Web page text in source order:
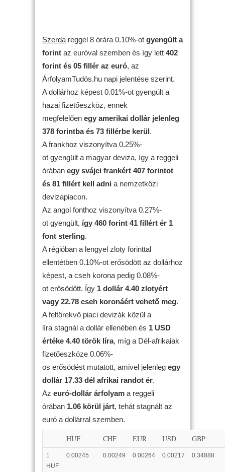
Szerda reggel 8 órára 0.10%-ot gyengült a
forint az euróval szemben és így lett 402
forint és 05 fillér az euró, az
ÁrfolyamTudós.hu napi jelentése szerint.
A dollárhoz képest 0.01%-ot gyengült a
hazai fizetőeszköz, ennek
megfelelően egy amerikai dollár jelenleg
378 forintba és 73 fillérbe kerül.
A frankhoz viszonyítva 0.25%-
ot gyengült a magyar deviza, így a reggeli
órában egy svájci frankért 407 forintot
és 81 fillért kell adni a nemzetközi
devizapiacon.
Az angol fonthoz viszonyítva 0.27%-
ot gyengült, így 460 forint 41 fillért ér 1
font sterling.
A régióban a lengyel zloty forinttal
ellentétben 0.10%-ot erősödött az dollárhoz
képest, a cseh korona pedig 0.08%-
ot erősödött. Így 1 dollár 4.40 zlotyért
vagy 22.78 cseh koronáért vehető meg.
A feltörekvő piaci devizák közül a
líra stagnál a dollár ellenében és 1 USD
értéke 4.40 török líra, míg a Dél-afrikaiak
fizetőeszköze 0.06%-
os erősödést mutatott, amivel jelenleg egy
dollár 17.33 dél afrikai randot ér.
Az euró-dollár árfolyam a reggeli
órában 1.06 körül járt, tehát stagnált az
euró a dollárral szemben.
HUF CHF EUR USD GBP
1
HUF
0.00245 0.00249 0.00264 0.00217 0.34888